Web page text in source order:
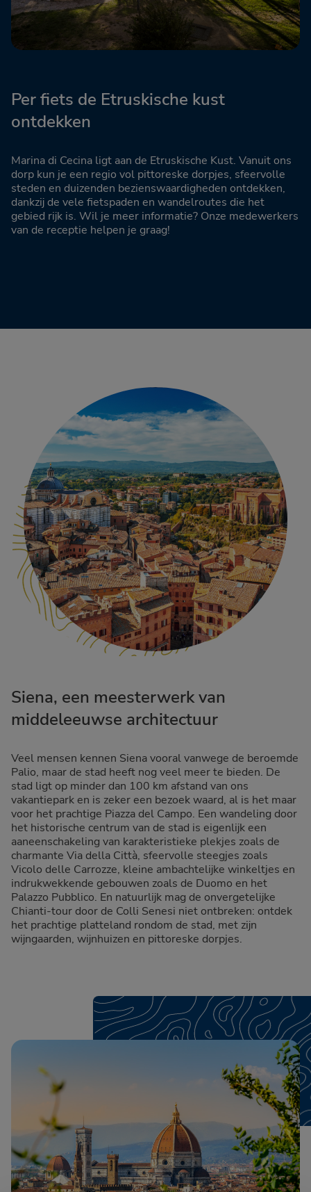
Per fiets de Etruskische kust
ontdekken
Marina di Cecina ligt aan de Etruskische Kust. Vanuit ons
dorp kun je een regio vol pittoreske dorpjes, sfeervolle
steden en duizenden bezienswaardigheden ontdekken,
dankzij de vele fietspaden en wandelroutes die het
gebied rijk is. Wil je meer informatie? Onze medewerkers
van de receptie helpen je graag!
Siena, een meesterwerk van
middeleeuwse architectuur
Veel mensen kennen Siena vooral vanwege de beroemde
Palio, maar de stad heeft nog veel meer te bieden. De
stad ligt op minder dan 100 km afstand van ons
vakantiepark en is zeker een bezoek waard, al is het maar
voor het prachtige Piazza del Campo. Een wandeling door
het historische centrum van de stad is eigenlijk een
aaneenschakeling van karakteristieke plekjes zoals de
charmante Via della Città, sfeervolle steegjes zoals
Vicolo delle Carrozze, kleine ambachtelijke winkeltjes en
indrukwekkende gebouwen zoals de Duomo en het
Palazzo Pubblico. En natuurlijk mag de onvergetelijke
Chianti-tour door de Colli Senesi niet ontbreken: ontdek
het prachtige platteland rondom de stad, met zijn
wijngaarden, wijnhuizen en pittoreske dorpjes.